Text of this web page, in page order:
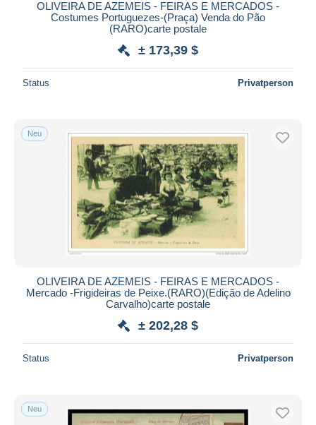
OLIVEIRA DE AZEMEIS - FEIRAS E MERCADOS -
Costumes Portuguezes-(Praça) Venda do Pão
(RARO)carte postale
± 173,39 $
Status Privatperson
Neu
OLIVEIRA DE AZEMEIS - FEIRAS E MERCADOS -
Mercado -Frigideiras de Peixe.(RARO)(Edição de Adelino
Carvalho)carte postale
± 202,28 $
Status Privatperson
Neu